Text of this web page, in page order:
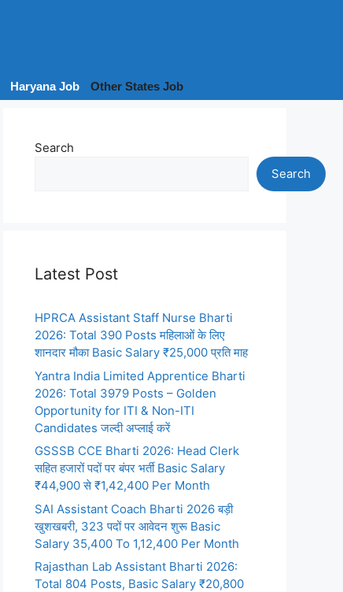
Haryana Job Other States Job
Search
Search
Latest Post
HPRCA Assistant Staff Nurse Bharti
2026: Total 390 Posts महिलाओं के लिए
शानदार मौका Basic Salary ₹25,000 प्रति माह
Yantra India Limited Apprentice Bharti
2026: Total 3979 Posts – Golden
Opportunity for ITI & Non-ITI
Candidates जल्दी अप्लाई करें
GSSSB CCE Bharti 2026: Head Clerk
सहित हजारों पदों पर बंपर भर्ती Basic Salary
₹44,900 से ₹1,42,400 Per Month
SAI Assistant Coach Bharti 2026 बड़ी
खुशखबरी, 323 पदों पर आवेदन शुरू Basic
Salary 35,400 To 1,12,400 Per Month
Rajasthan Lab Assistant Bharti 2026:
Total 804 Posts, Basic Salary ₹20,800